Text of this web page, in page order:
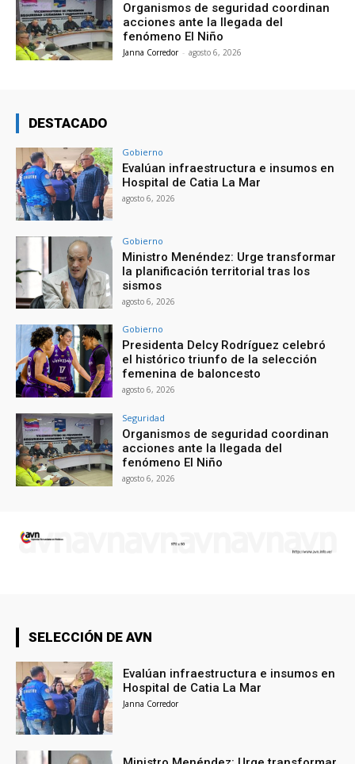
Organismos de seguridad coordinan
acciones ante la llegada del
fenómeno El Niño
Janna Corredor - agosto 6, 2026
DESTACADO
Gobierno
Evalúan infraestructura e insumos en
Hospital de Catia La Mar
agosto 6, 2026
Gobierno
Ministro Menéndez: Urge transformar
la planificación territorial tras los
sismos
agosto 6, 2026
Gobierno
Presidenta Delcy Rodríguez celebró
el histórico triunfo de la selección
femenina de baloncesto
agosto 6, 2026
Seguridad
Organismos de seguridad coordinan
acciones ante la llegada del
fenómeno El Niño
agosto 6, 2026
SELECCIÓN DE AVN
Evalúan infraestructura e insumos en
Hospital de Catia La Mar
Janna Corredor